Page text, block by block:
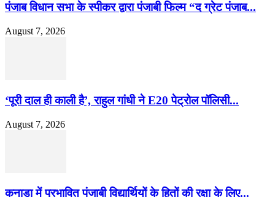
पंजाब विधान सभा के स्पीकर द्वारा पंजाबी फिल्म “द ग्रेट पंजाब...
August 7, 2026
‘पूरी दाल ही काली है’, राहुल गांधी ने E20 पेट्रोल पॉलिसी...
August 7, 2026
कनाडा में प्रभावित पंजाबी विद्यार्थियों के हितों की रक्षा के लिए...